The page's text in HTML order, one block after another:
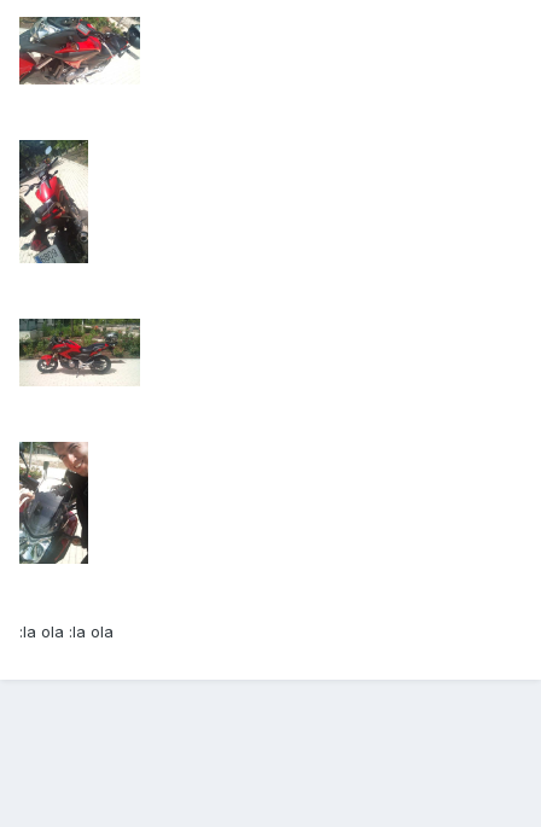
:la ola :la ola